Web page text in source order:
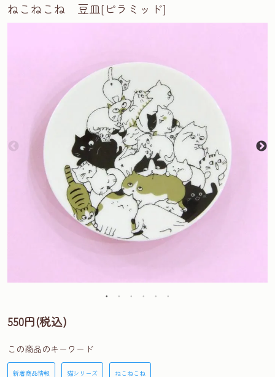
ねこねこね 豆皿[ピラミッド]
550円(税込)
この商品のキーワード
新着商品情報 猫シリーズ ねこねこね